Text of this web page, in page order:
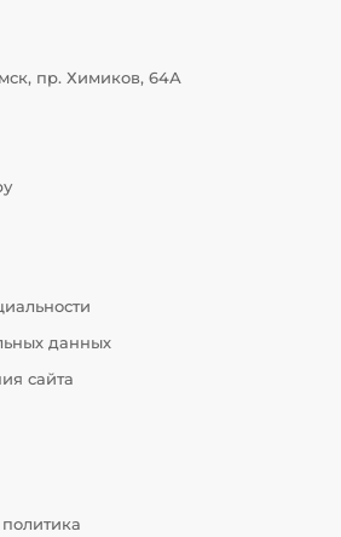
пр. Химиков, 64А
данных
сайта